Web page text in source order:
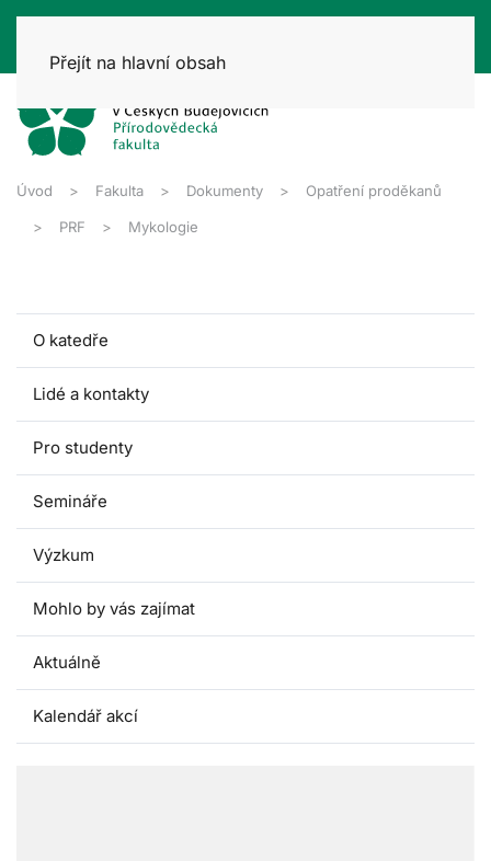
Přejít na hlavní obsah
Úvod Fakulta Dokumenty Opatření proděkanů
PRF Mykologie
O katedře
Lidé a kontakty
Pro studenty
Semináře
Výzkum
Mohlo by vás zajímat
Aktuálně
Kalendář akcí